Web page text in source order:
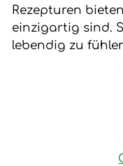
Rezepturen
einzigartig sind.
lebendig zu